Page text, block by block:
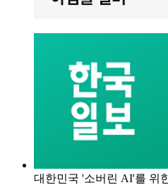
대한민국 '소버린 AI'를 위